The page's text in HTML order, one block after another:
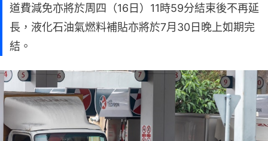
道費減免亦將於周四（16日）11時59分結束後不再延
長，液化石油氣燃料補貼亦將於7月30日晚上如期完
結。